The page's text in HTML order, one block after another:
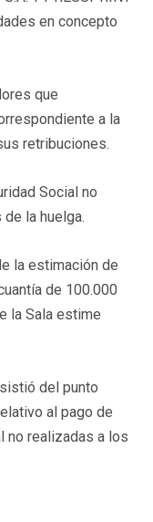
en concepto
que
a la
retribuciones.
Social no
la huelga.
la estimación de
de 100.000
la Sala estime
del punto
al pago de
no realizadas a los